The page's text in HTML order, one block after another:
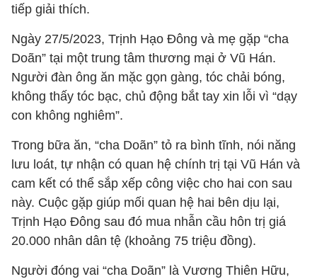
tiếp giải thích.
Ngày 27/5/2023, Trịnh Hạo Đông và mẹ gặp “cha
Doãn” tại một trung tâm thương mại ở Vũ Hán.
Người đàn ông ăn mặc gọn gàng, tóc chải bóng,
không thấy tóc bạc, chủ động bắt tay xin lỗi vì “dạy
con không nghiêm”.
Trong bữa ăn, “cha Doãn” tỏ ra bình tĩnh, nói năng
lưu loát, tự nhận có quan hệ chính trị tại Vũ Hán và
cam kết có thể sắp xếp công việc cho hai con sau
này. Cuộc gặp giúp mối quan hệ hai bên dịu lại,
Trịnh Hạo Đông sau đó mua nhẫn cầu hôn trị giá
20.000 nhân dân tệ (khoảng 75 triệu đồng).
Người đóng vai “cha Doãn” là Vương Thiên Hữu,